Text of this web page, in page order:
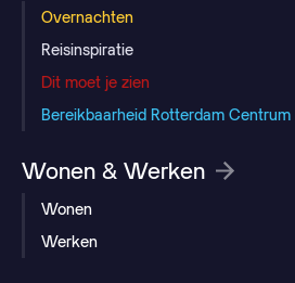
Overnachten
Reisinspiratie
Dit moet je zien
Bereikbaarheid Rotterdam Centrum
Wonen & Werken
Wonen
Werken